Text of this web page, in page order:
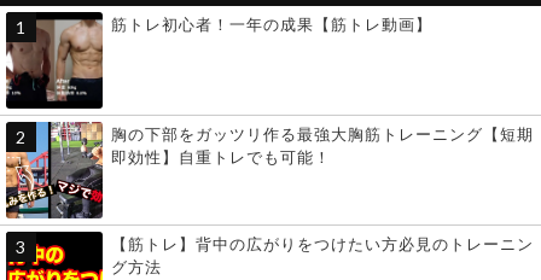
筋トレ初心者！一年の成果【筋トレ動画】
胸の下部をガッツリ作る最強大胸筋トレーニング【短期
即効性】自重トレでも可能！
【筋トレ】背中の広がりをつけたい方必見のトレーニン
グ方法